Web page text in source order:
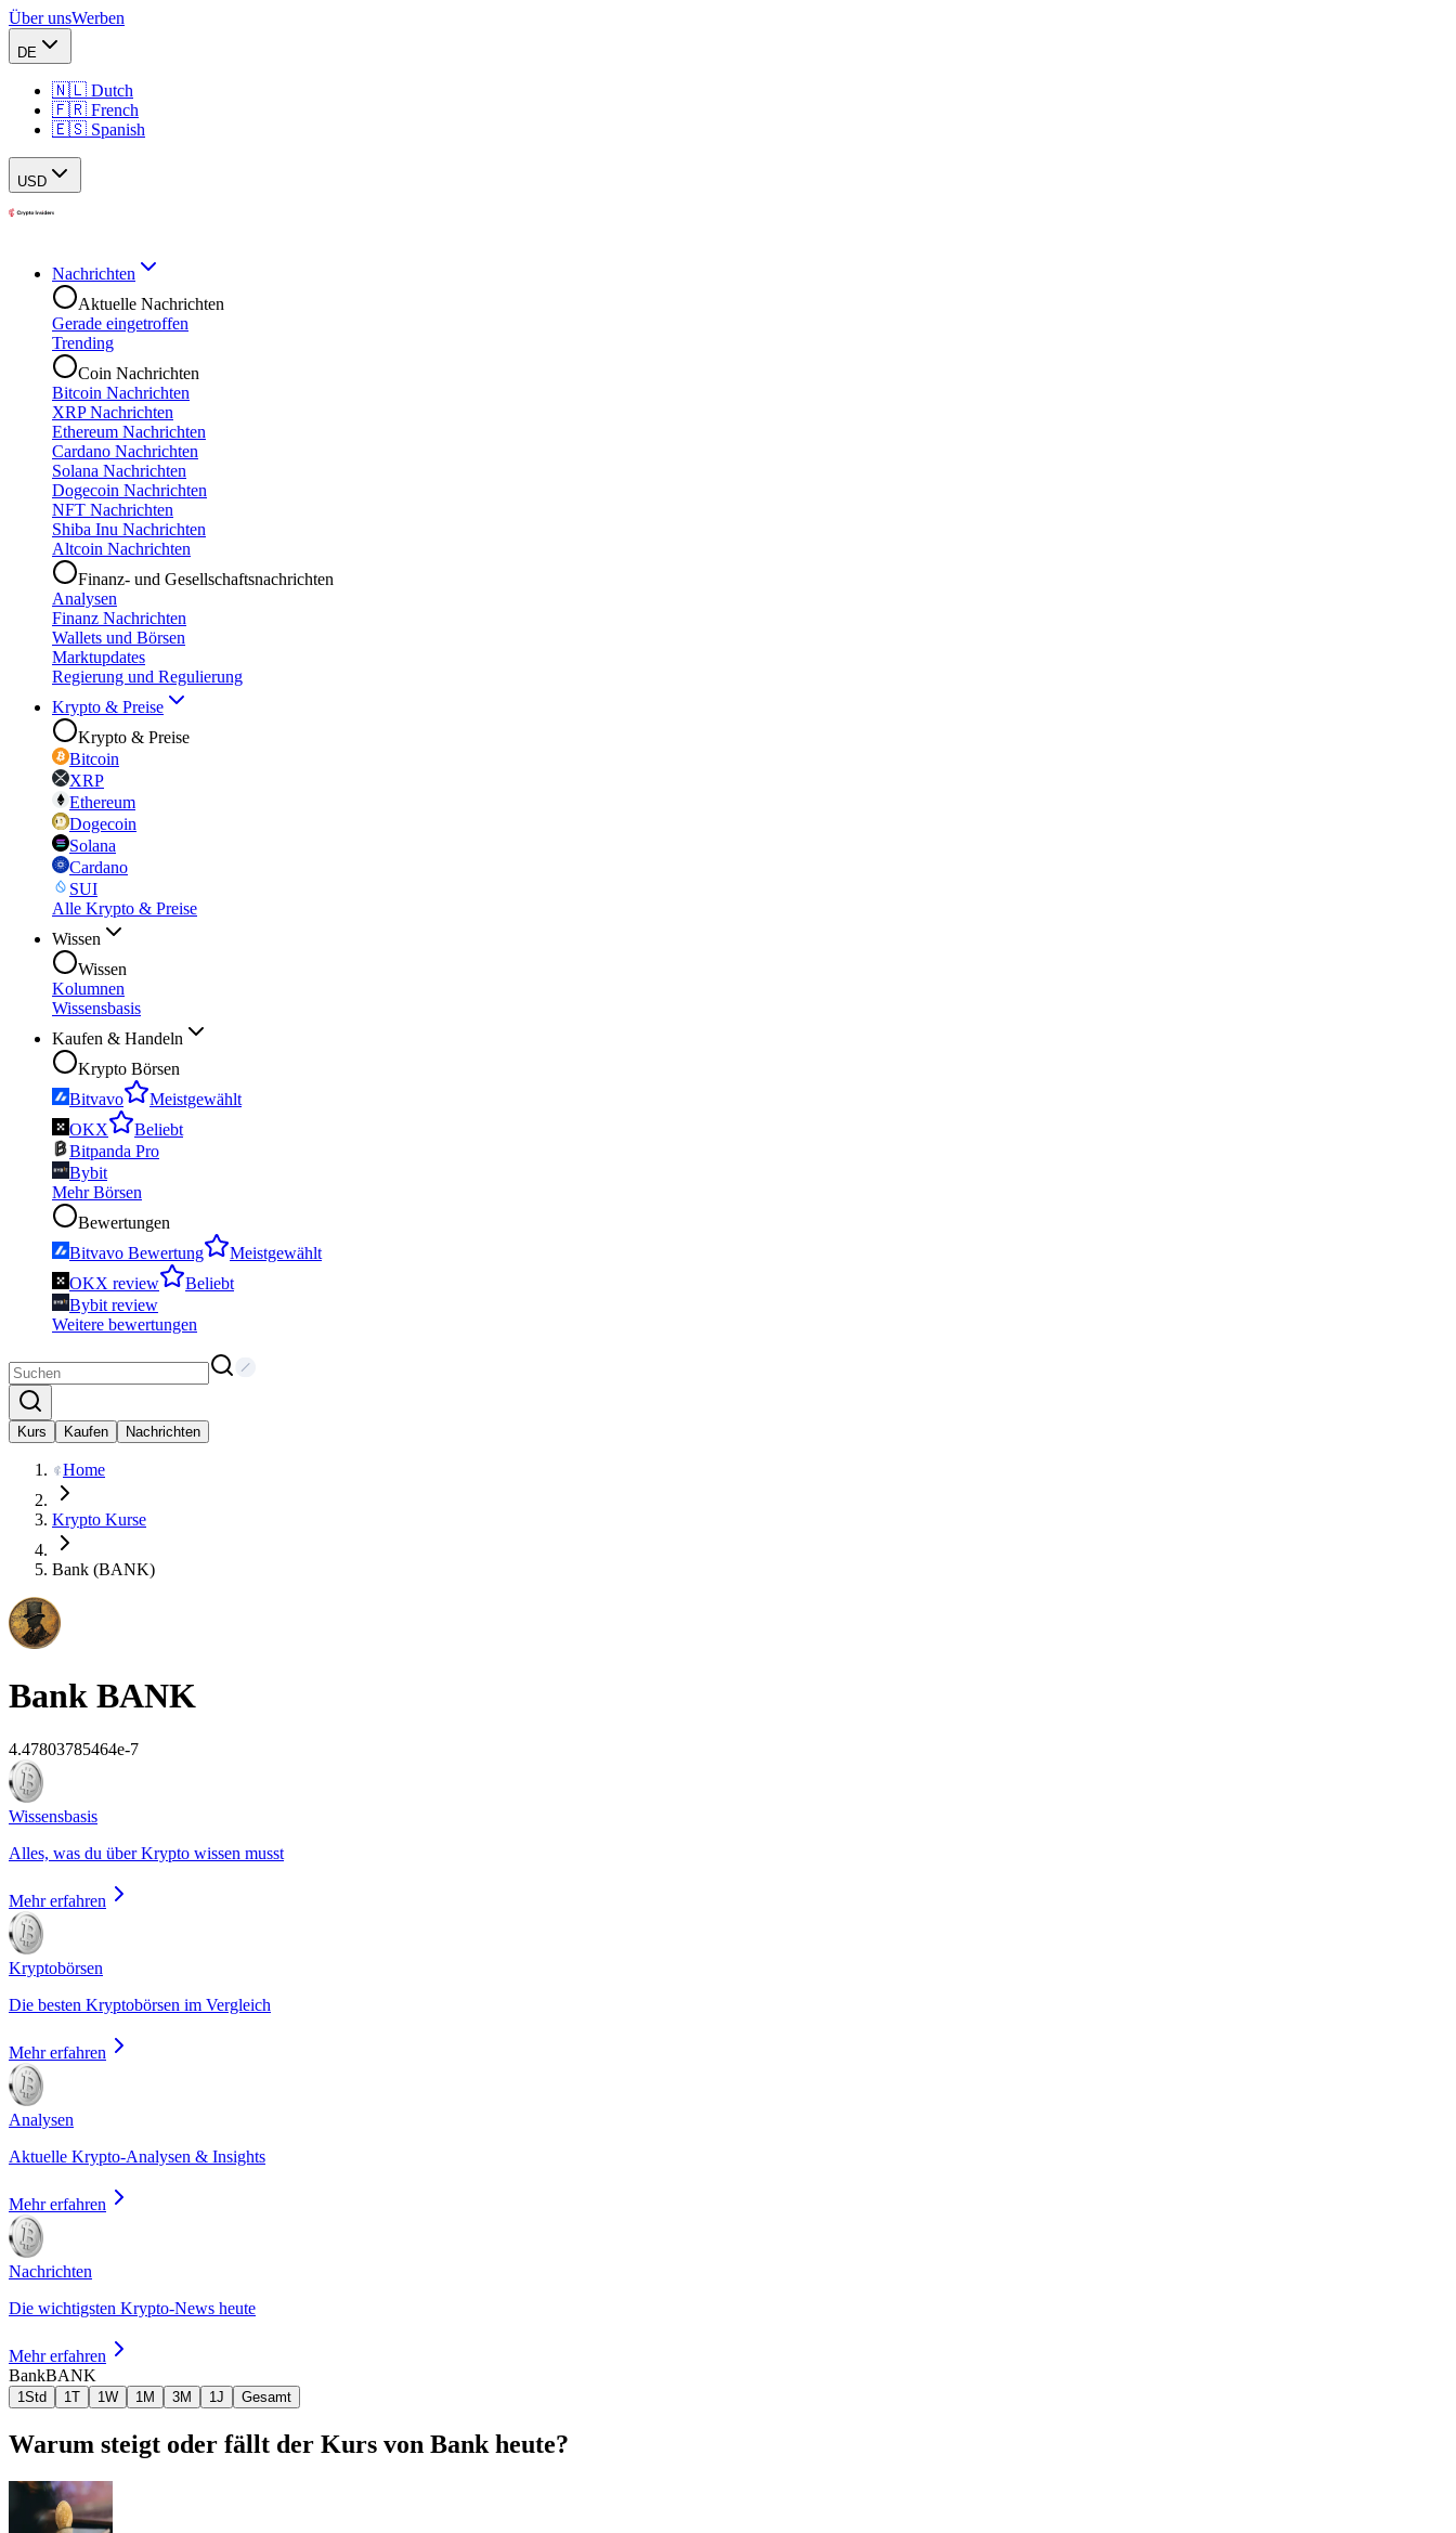
Über unsWerben
DE
🇳🇱 Dutch
🇫🇷 French
🇪🇸 Spanish
USD
Nachrichten
Aktuelle Nachrichten
Gerade eingetroffen
Trending
Coin Nachrichten
Bitcoin Nachrichten
XRP Nachrichten
Ethereum Nachrichten
Cardano Nachrichten
Solana Nachrichten
Dogecoin Nachrichten
NFT Nachrichten
Shiba Inu Nachrichten
Altcoin Nachrichten
Finanz- und Gesellschaftsnachrichten
Analysen
Finanz Nachrichten
Wallets und Börsen
Marktupdates
Regierung und Regulierung
Krypto & Preise
Krypto & Preise
Bitcoin
XRP
Ethereum
Dogecoin
Solana
Cardano
SUI
Alle Krypto & Preise
Wissen
Wissen
Kolumnen
Wissensbasis
Kaufen & Handeln
Krypto Börsen
Bitvavo
Meistgewählt
OKX
Beliebt
Bitpanda Pro
Bybit
Mehr Börsen
Bewertungen
Bitvavo Bewertung
Meistgewählt
OKX review
Beliebt
Bybit review
Weitere bewertungen
Kurs Kaufen Nachrichten
Home
Krypto Kurse
Bank (BANK)
Bank BANK
4.47803785464e-7
Wissensbasis
Alles, was du über Krypto wissen musst
Mehr erfahren
Kryptobörsen
Die besten Kryptobörsen im Vergleich
Mehr erfahren
Analysen
Aktuelle Krypto-Analysen & Insights
Mehr erfahren
Nachrichten
Die wichtigsten Krypto-News heute
Mehr erfahren
BankBANK
1Std 1T 1W 1M 3M 1J Gesamt
Warum steigt oder fällt der Kurs von Bank heute?